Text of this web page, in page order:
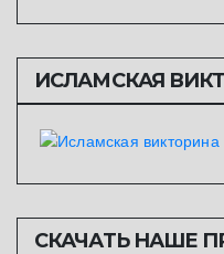
ИСЛАМСКАЯ
СКАЧАТЬ НАШЕ